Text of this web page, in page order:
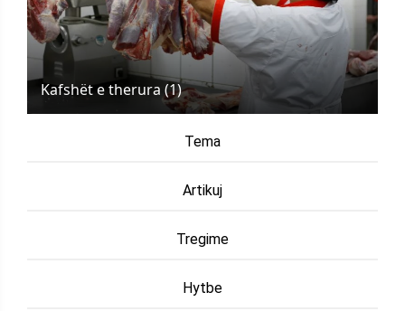
Kafshët e therura (1)
Tema
Artikuj
Tregime
Hytbe